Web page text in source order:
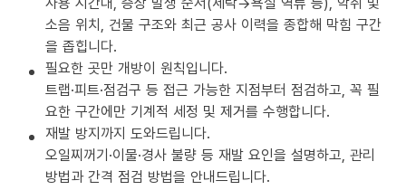
소음 위치, 건물 구조와 최근 공사 이력을 종합해 막힘 구간
을 좁힙니다.
필요한 곳만 개방이 원칙입니다.
트랩·피트·점검구 등 접근 가능한 지점부터 점검하고, 꼭 필
요한 구간에만 기계적 세정 및 제거를 수행합니다.
재발 방지까지 도와드립니다.
오일찌꺼기·이물·경사 불량 등 재발 요인을 설명하고, 관리
방법과 간격 점검 방법을 안내드립니다.